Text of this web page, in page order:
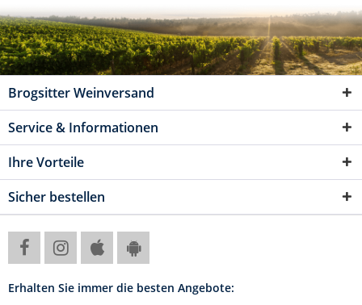
Brogsitter Weinversand
Service & Informationen
Ihre Vorteile
Sicher bestellen
Erhalten Sie immer die besten Angebote: